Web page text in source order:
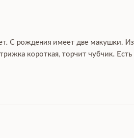
С рождения имеет две макушки.
короткая, торчит чубчик.